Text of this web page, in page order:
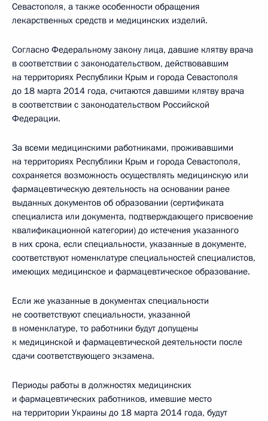
Севастополя, а также особенности обращения
лекарственных средств и медицинских изделий.
Согласно Федеральному закону лица, давшие клятву врача
в соответствии с законодательством, действовавшим
на территориях Республики Крым и города Севастополя
до 18 марта 2014 года, считаются давшими клятву врача
в соответствии с законодательством Российской
Федерации.
За всеми медицинскими работниками, проживавшими
на территориях Республики Крым и города Севастополя,
сохраняется возможность осуществлять медицинскую или
фармацевтическую деятельность на основании ранее
выданных документов об образовании (сертификата
специалиста или документа, подтверждающего присвоение
квалификационной категории) до истечения указанного
в них срока, если специальности, указанные в документе,
соответствуют номенклатуре специальностей специалистов,
имеющих медицинское и фармацевтическое образование.
Если же указанные в документах специальности
не соответствуют специальности, указанной
в номенклатуре, то работники будут допущены
к медицинской и фармацевтической деятельности после
сдачи соответствующего экзамена.
Периоды работы в должностях медицинских
и фармацевтических работников, имевшие место
на территории Украины до 18 марта 2014 года, будут